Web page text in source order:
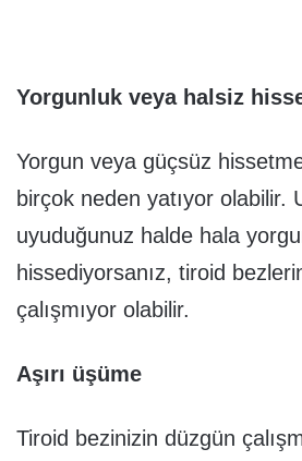
Yorgunluk veya halsiz
Yorgun veya güçsüz
birçok neden yatıyor olabilir.
uyuduğunuz halde hala
hissediyorsanız, tiroid
çalışmıyor olabilir.
Aşırı üşüme
Tiroid bezinizin düzgün